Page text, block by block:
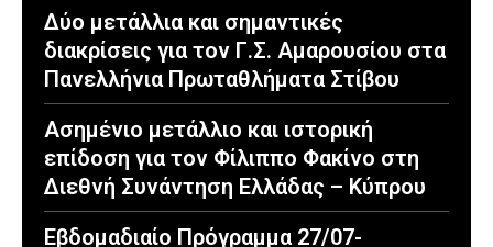
Δύο μετάλλια και σημαντικές
διακρίσεις για τον Γ.Σ. Αμαρουσίου στα
Πανελλήνια Πρωταθλήματα Στίβου
Ασημένιο μετάλλιο και ιστορική
επίδοση για τον Φίλιππο Φακίνο στη
Διεθνή Συνάντηση Ελλάδας – Κύπρου
Εβδομαδιαίο Πρόγραμμα 27/07-